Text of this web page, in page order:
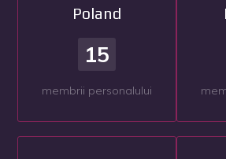
Poland
15
membrii personalului